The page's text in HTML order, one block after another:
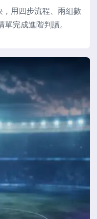
用四步流程、兩組數
完成進階判讀。